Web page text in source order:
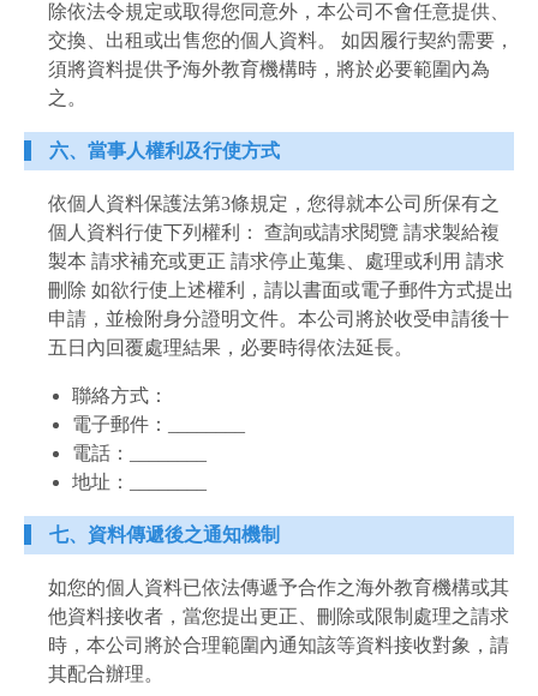
除依法令規定或取得您同意外，本公司不會任意提供、
交換、出租或出售您的個人資料。 如因履行契約需要，
須將資料提供予海外教育機構時，將於必要範圍內為
之。
六、當事人權利及行使方式
依個人資料保護法第3條規定，您得就本公司所保有之
個人資料行使下列權利： 查詢或請求閱覽 請求製給複
製本 請求補充或更正 請求停止蒐集、處理或利用 請求
刪除 如欲行使上述權利，請以書面或電子郵件方式提出
申請，並檢附身分證明文件。本公司將於收受申請後十
五日內回覆處理結果，必要時得依法延長。
聯絡方式：
電子郵件：________
電話：________
地址：________
七、資料傳遞後之通知機制
如您的個人資料已依法傳遞予合作之海外教育機構或其
他資料接收者，當您提出更正、刪除或限制處理之請求
時，本公司將於合理範圍內通知該等資料接收對象，請
其配合辦理。